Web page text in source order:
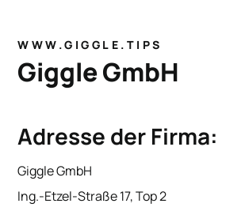
WWW.GIGGLE.TIPS
Giggle GmbH
Adresse der Firma:
Giggle GmbH
Ing.-Etzel-Straße 17, Top 2